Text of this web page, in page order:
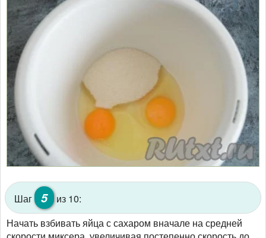
Шаг 5
из 10:
Начать взбивать яйца с сахаром вначале на средней